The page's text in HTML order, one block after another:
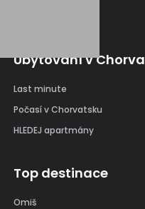
Ubytování v
Last minute
Počasí v Chorvatsku
HLEDEJ apartmány
Top destinace
Omiš